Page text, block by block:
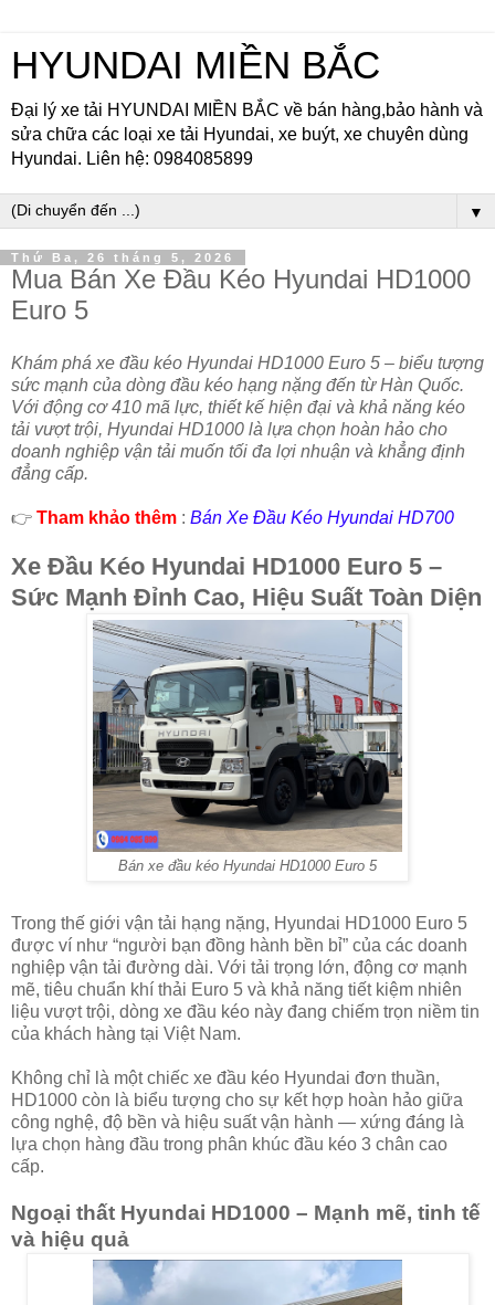
HYUNDAI MIỀN BẮC
Đại lý xe tải HYUNDAI MIỀN BẮC về bán hàng,bảo hành và
sửa chữa các loại xe tải Hyundai, xe buýt, xe chuyên dùng
Hyundai. Liên hệ: 0984085899
▼
Thứ Ba, 26 tháng 5, 2026
Mua Bán Xe Đầu Kéo Hyundai HD1000
Euro 5
Khám phá xe đầu kéo Hyundai HD1000 Euro 5 – biểu tượng
sức mạnh của dòng đầu kéo hạng nặng đến từ Hàn Quốc.
Với động cơ 410 mã lực, thiết kế hiện đại và khả năng kéo
tải vượt trội, Hyundai HD1000 là lựa chọn hoàn hảo cho
doanh nghiệp vận tải muốn tối đa lợi nhuận và khẳng định
đẳng cấp.
👉 Tham khảo thêm : Bán Xe Đầu Kéo Hyundai HD700
Xe Đầu Kéo Hyundai HD1000 Euro 5 –
Sức Mạnh Đỉnh Cao, Hiệu Suất Toàn Diện
Bán xe đầu kéo Hyundai HD1000 Euro 5
Trong thế giới vận tải hạng nặng, Hyundai HD1000 Euro 5
được ví như “người bạn đồng hành bền bỉ” của các doanh
nghiệp vận tải đường dài. Với tải trọng lớn, động cơ mạnh
mẽ, tiêu chuẩn khí thải Euro 5 và khả năng tiết kiệm nhiên
liệu vượt trội, dòng xe đầu kéo này đang chiếm trọn niềm tin
của khách hàng tại Việt Nam.
Không chỉ là một chiếc xe đầu kéo Hyundai đơn thuần,
HD1000 còn là biểu tượng cho sự kết hợp hoàn hảo giữa
công nghệ, độ bền và hiệu suất vận hành — xứng đáng là
lựa chọn hàng đầu trong phân khúc đầu kéo 3 chân cao
cấp.
Ngoại thất Hyundai HD1000 – Mạnh mẽ, tinh tế
và hiệu quả